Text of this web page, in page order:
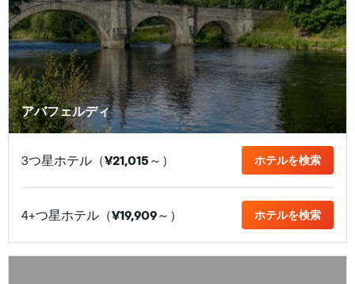
アバフェルディ
3つ星ホテル（¥21,015 ​～） ホテルを検索
4+つ星ホテル（¥19,909​～） ホテルを検索